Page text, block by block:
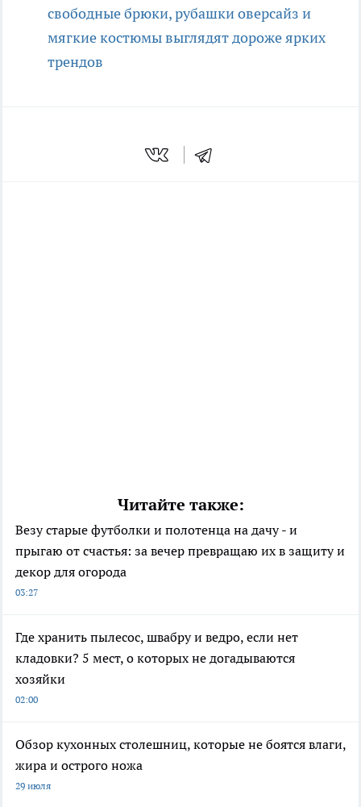
свободные брюки, рубашки оверсайз и
мягкие костюмы выглядят дороже ярких
трендов
Читайте также:
Везу старые футболки и полотенца на дачу - и
прыгаю от счастья: за вечер превращаю их в защиту и
декор для огорода
03:27
Где хранить пылесос, швабру и ведро, если нет
кладовки? 5 мест, о которых не догадываются
хозяйки
02:00
Обзор кухонных столешниц, которые не боятся влаги,
жира и острого ножа
29 июля